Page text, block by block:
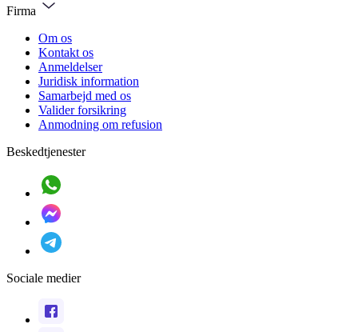
Firma
Om os
Kontakt os
Anmeldelser
Juridisk information
Samarbejd med os
Valider forsikring
Anmodning om refusion
Beskedtjenester
Sociale medier